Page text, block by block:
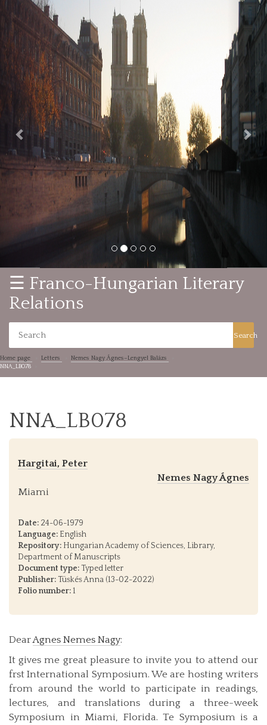
Previous
☰ Franco-Hungarian Literary
Relations
Search
Home page Letters
Nemes Nagy Ágnes–Lengyel Balázs
NNA_LB078
NNA_LB078
Hargitai, Peter
Nemes Nagy Ágnes
Miami
Date: 24-06-1979
Language: English
Repository: Hungarian Academy of Sciences, Library,
Department of Manuscripts
Document type: Typed letter
Publisher: Tüskés Anna (13-02-2022)
Folio number:1
DearAgnes Nemes Nagy:
It gives me great pleasure to invite you to attend our
frst International Symposium. We are hosting writers
from around the world to participate in readings,
lectures, and translations during a three-week
Symposium in Miami, Florida. Te Symposium is a